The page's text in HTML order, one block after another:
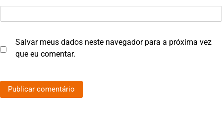
Salvar meus dados neste navegador para a próxima vez
que eu comentar.